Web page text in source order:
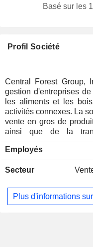
Basé sur les
Profil Société
Central Forest Group,
gestion d'entreprises
les aliments et les
activités connexes. La
vente en gros de
ainsi que de la
en gros de produits
vente en gros de
de ses filiales à part
Employés
Secteur
Plus d'informations